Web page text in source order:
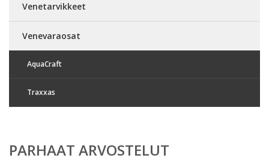
Venetarvikkeet
Venevaraosat
AquaCraft
Traxxas
PARHAAT ARVOSTELUT